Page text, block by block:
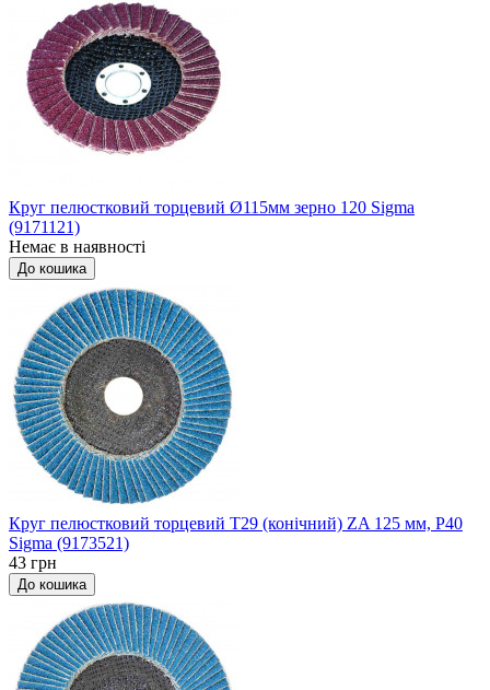
Круг пелюстковий торцевий Ø115мм зерно 120 Sigma
(9171121)
Немає в наявності
До кошика
Круг пелюстковий торцевий Т29 (конічний) ZA 125 мм, P40
Sigma (9173521)
43 грн
До кошика